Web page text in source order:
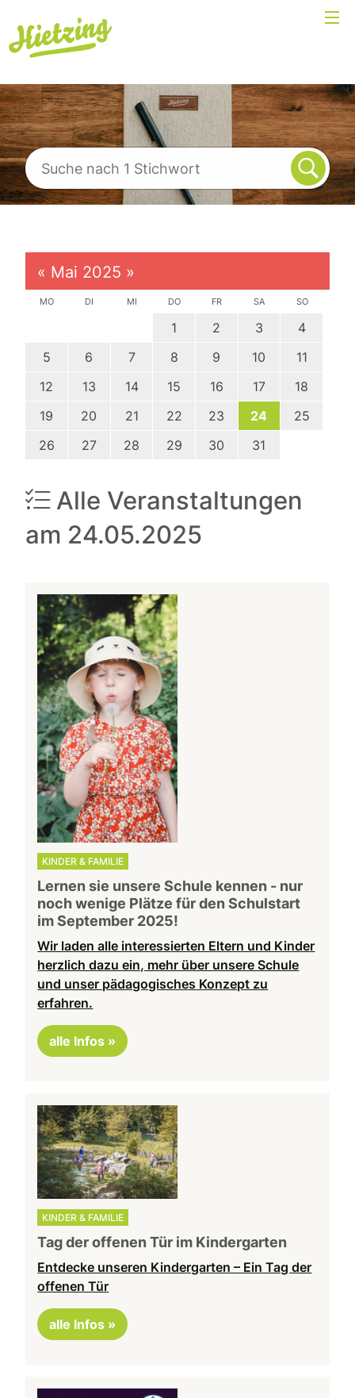
« Mai 2025 »
MO DI MI DO FR SA SO
1 2 3
4
5
6 7 8 9 10
11
12
13 14 15 16 17
18
19
20 21 22 23 24
25
26
27 28 29 30 31
Alle Veranstaltungen
am 24.05.2025
KINDER & FAMILIE
Lernen sie unsere Schule kennen - nur
noch wenige Plätze für den Schulstart
im September 2025!
Wir laden alle interessierten Eltern und Kinder
herzlich dazu ein, mehr über unsere Schule
und unser pädagogisches Konzept zu
erfahren.
alle Infos »
KINDER & FAMILIE
Tag der offenen Tür im Kindergarten
Entdecke unseren Kindergarten – Ein Tag der
offenen Tür
alle Infos »